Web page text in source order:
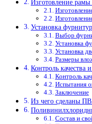
Изготовление рамы
Установка
Выбор
Установка
Установка
Размеры
Контроль качества
Контроль
Испытания
Заключение
Из чего сделаны
Состав и